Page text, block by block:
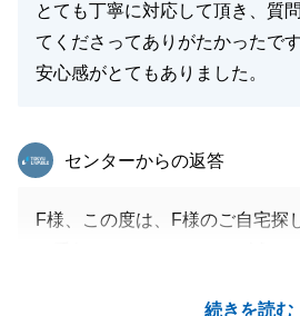
とても丁寧に対応して頂き、質
てくださってありがたかったです
安心感がとてもありました。
続きを読む
東急リバブル
センターからの返答
F様、この度は、F様のご自宅探